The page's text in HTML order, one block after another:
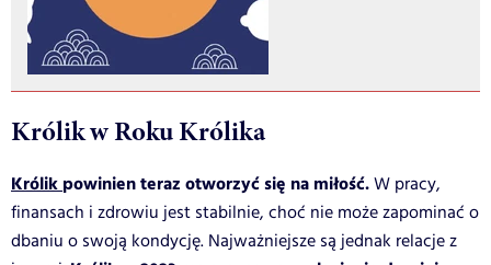
Królik w Roku Królika
Królikpowinien teraz otworzyć się na miłość.W pracy,
finansach i zdrowiu jest stabilnie, choć nie może zapominać o
dbaniu o swoją kondycję. Najważniejsze są jednak relacje z